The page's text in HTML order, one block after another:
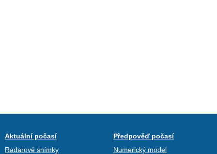
Aktuální počasí
Radarové snímky
Předpověď počasí
Numerický model